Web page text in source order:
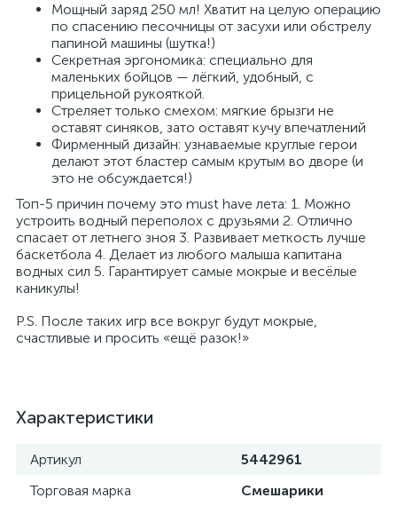
Мощный заряд 250 мл! Хватит на целую операцию
по спасению песочницы от засухи или обстрелу
папиной машины (шутка!)
Секретная эргономика: специально для
маленьких бойцов — лёгкий, удобный, с
прицельной рукояткой.
Стреляет только смехом: мягкие брызги не
оставят синяков, зато оставят кучу впечатлений
Фирменный дизайн: узнаваемые круглые герои
делают этот бластер самым крутым во дворе (и
это не обсуждается!)
Топ-5 причин почему это must have лета: 1. Можно
устроить водный переполох с друзьями 2. Отлично
спасает от летнего зноя 3. Развивает меткость лучше
баскетбола 4. Делает из любого малыша капитана
водных сил 5. Гарантирует самые мокрые и весёлые
каникулы!
P.S. После таких игр все вокруг будут мокрые,
счастливые и просить «ещё разок!»
Характеристики
Артикул
5442961
Торговая марка
Смешарики